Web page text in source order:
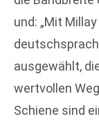
und: „Mit
ausgewählt,
wertvollen
Schiene sind